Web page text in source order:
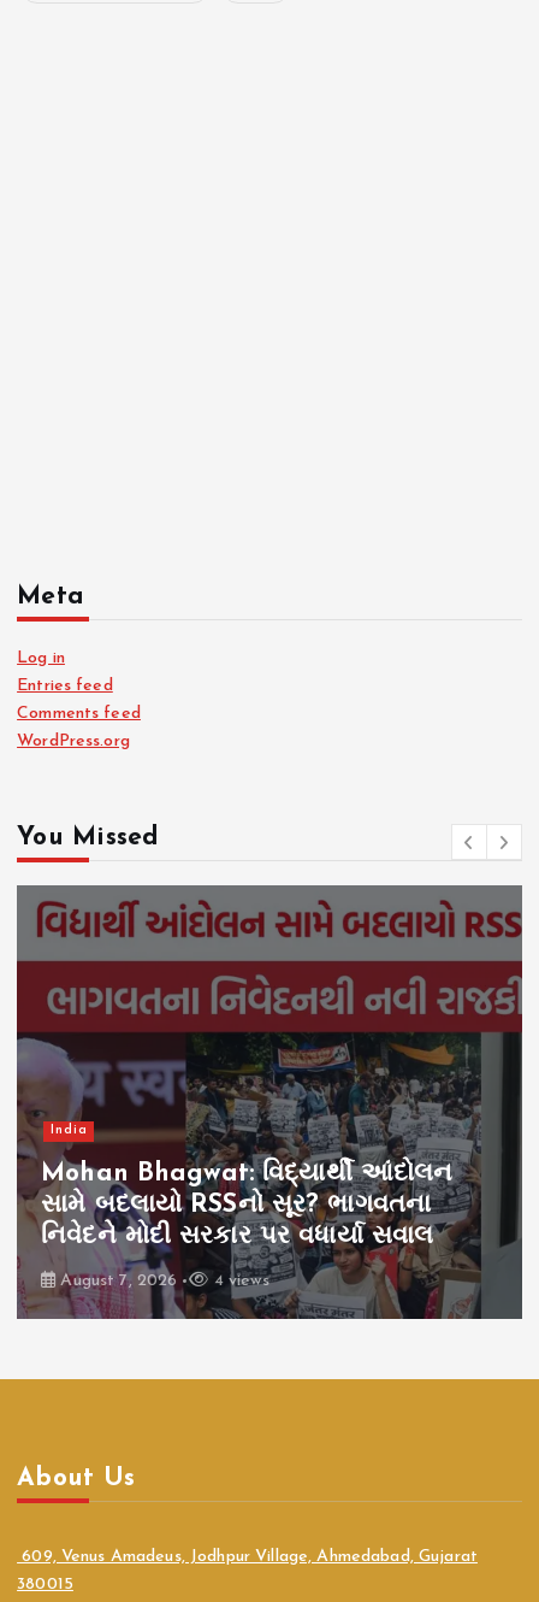
Meta
Log in
Entries feed
Comments feed
WordPress.org
You Missed
India
Mohan Bhagwat: વિદ્યાર્થી આંદોલન
સામે બદલાયો RSSનો સૂર? ભાગવતના
નિવેદને મોદી સરકાર પર વધાર્યા સવાલ
August 7, 2026 4 views
About Us
609, Venus Amadeus, Jodhpur Village, Ahmedabad, Gujarat
380015